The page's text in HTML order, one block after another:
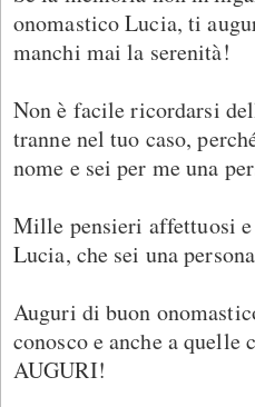
onomastico Lucia, ti
manchi mai la serenità!
Non è facile ricordarsi
tranne nel tuo caso,
nome e sei per me una
Mille pensieri affettuosi
Lucia, che sei una
Auguri di buon
conosco e anche a quelle
AUGURI!